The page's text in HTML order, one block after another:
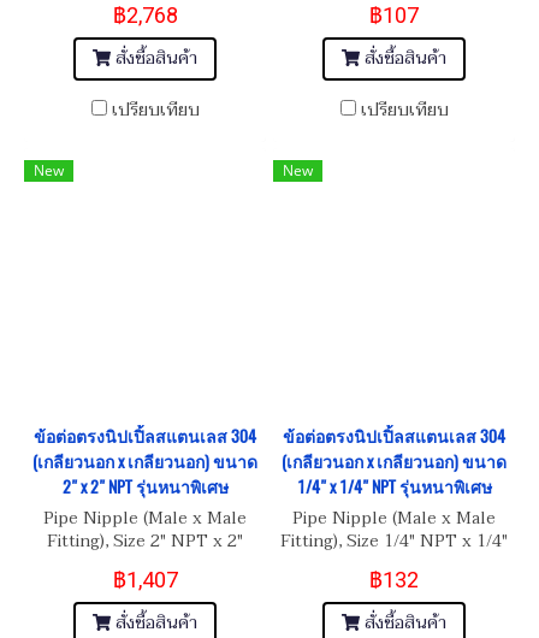
฿2,768
สั่งซื้อสินค้า
เปรียบเทียบ
BSPT/PT
฿107
สั่งซื้อสินค้า
เปรียบเทียบ
New
ข้อต่อตรงนิปเปิ้ลสแตนเลส 304
(เกลียวนอก x เกลียวนอก) ขนาด
2" x 2" NPT รุ่นหนาพิเศษ
Pipe Nipple (Male x Male
Fitting), Size 2" NPT x 2"
฿1,407
สั่งซื้อสินค้า
New
ข้อต่อตรงนิปเปิ้ลสแตนเลส 304
(เกลียวนอก x เกลียวนอก) ขนาด
1/4" x 1/4" NPT รุ่นหนาพิเศษ
Pipe Nipple (Male x Male
Fitting), Size 1/4" NPT x 1/4"
NPT
฿132
สั่งซื้อสินค้า